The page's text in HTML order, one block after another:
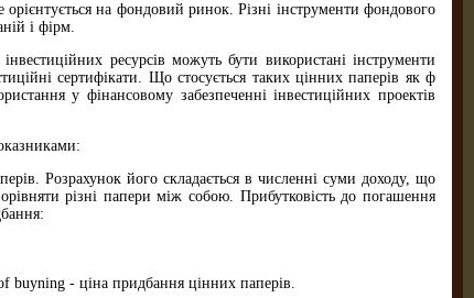
орієнтується на фондовий ринок. Різні інструменти фондового
і фірм.
ресурсів можуть бути використані інструменти
сертифікати. Що стосується таких цінних паперів як ф
у фінансовому забезпеченні інвестиційних проектів
Розрахунок його складається в численні суми доходу, що
різні папери між собою. Прибутковість до погашення
buyning - ціна придбання цінних паперів.